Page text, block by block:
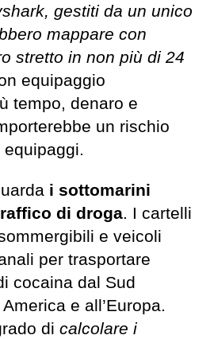
gestiti da un unico
mappare con
stretto in non più di 24
equipaggio
tempo, denaro e
un rischio
i sottomarini
di droga. I cartelli
e veicoli
per trasportare
cocaina dal Sud
e all’Europa.
di calcolare i